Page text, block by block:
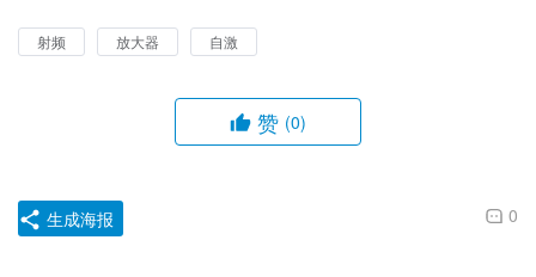
射频 放大器 自激
赞 (0)
0
生成海报